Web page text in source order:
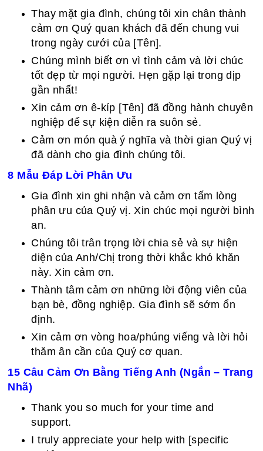
Thay mặt gia đình, chúng tôi xin chân thành
cảm ơn Quý quan khách đã đến chung vui
trong ngày cưới của [Tên].
Chúng mình biết ơn vì tình cảm và lời chúc
tốt đẹp từ mọi người. Hẹn gặp lại trong dịp
gần nhất!
Xin cảm ơn ê-kíp [Tên] đã đồng hành chuyên
nghiệp để sự kiện diễn ra suôn sẻ.
Cảm ơn món quà ý nghĩa và thời gian Quý vị
đã dành cho gia đình chúng tôi.
8 Mẫu Đáp Lời Phân Ưu
Gia đình xin ghi nhận và cảm ơn tấm lòng
phân ưu của Quý vị. Xin chúc mọi người bình
an.
Chúng tôi trân trọng lời chia sẻ và sự hiện
diện của Anh/Chị trong thời khắc khó khăn
này. Xin cảm ơn.
Thành tâm cảm ơn những lời động viên của
bạn bè, đồng nghiệp. Gia đình sẽ sớm ổn
định.
Xin cảm ơn vòng hoa/phúng viếng và lời hỏi
thăm ân cần của Quý cơ quan.
15 Câu Cảm Ơn Bằng Tiếng Anh (Ngắn – Trang
Nhã)
Thank you so much for your time and
support.
I truly appreciate your help with [specific